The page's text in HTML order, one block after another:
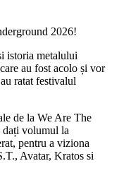
istoria metalului
au fost acolo și vor
ratat festivalul
de la We Are The
volumul la
pentru a viziona
Avatar, Kratos si